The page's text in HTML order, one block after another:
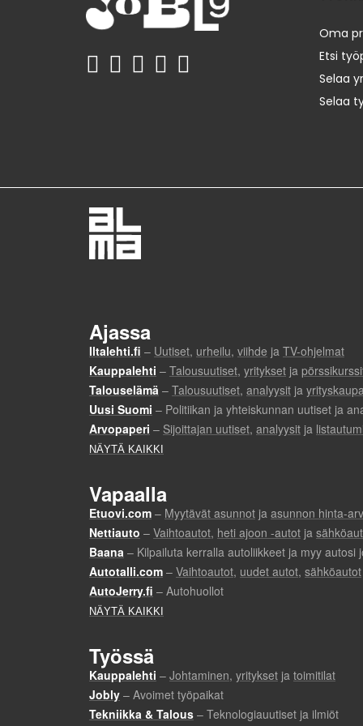
Oma
Etsi
Selaa
Selaa